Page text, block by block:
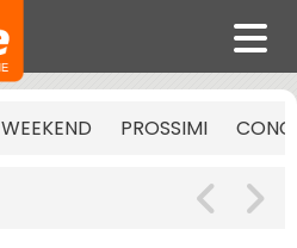
WEEKEND PROSSIMI